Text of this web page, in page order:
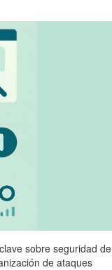
sobre seguridad de
de ataques